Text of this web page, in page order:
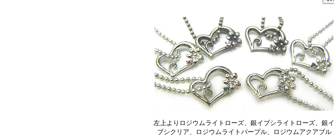
左上よりロジウムライトローズ、銀イブシライトローズ、銀イ
ブシクリア、ロジウムライトパープル、ロジウムアクアブル